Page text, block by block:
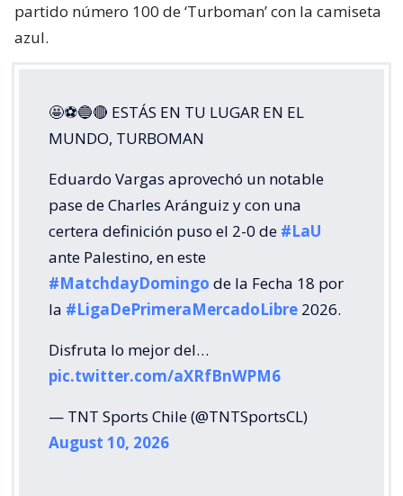
partido número 100 de ‘Turboman’ con la camiseta
azul.
🤩⚽🔵🔴 ESTÁS EN TU LUGAR EN EL
MUNDO, TURBOMAN
Eduardo Vargas aprovechó un notable
pase de Charles Aránguiz y con una
certera definición puso el 2-0 de #LaU
ante Palestino, en este
#MatchdayDomingo de la Fecha 18 por
la #LigaDePrimeraMercadoLibre 2026.
Disfruta lo mejor del…
pic.twitter.com/aXRfBnWPM6
— TNT Sports Chile (@TNTSportsCL)
August 10, 2026